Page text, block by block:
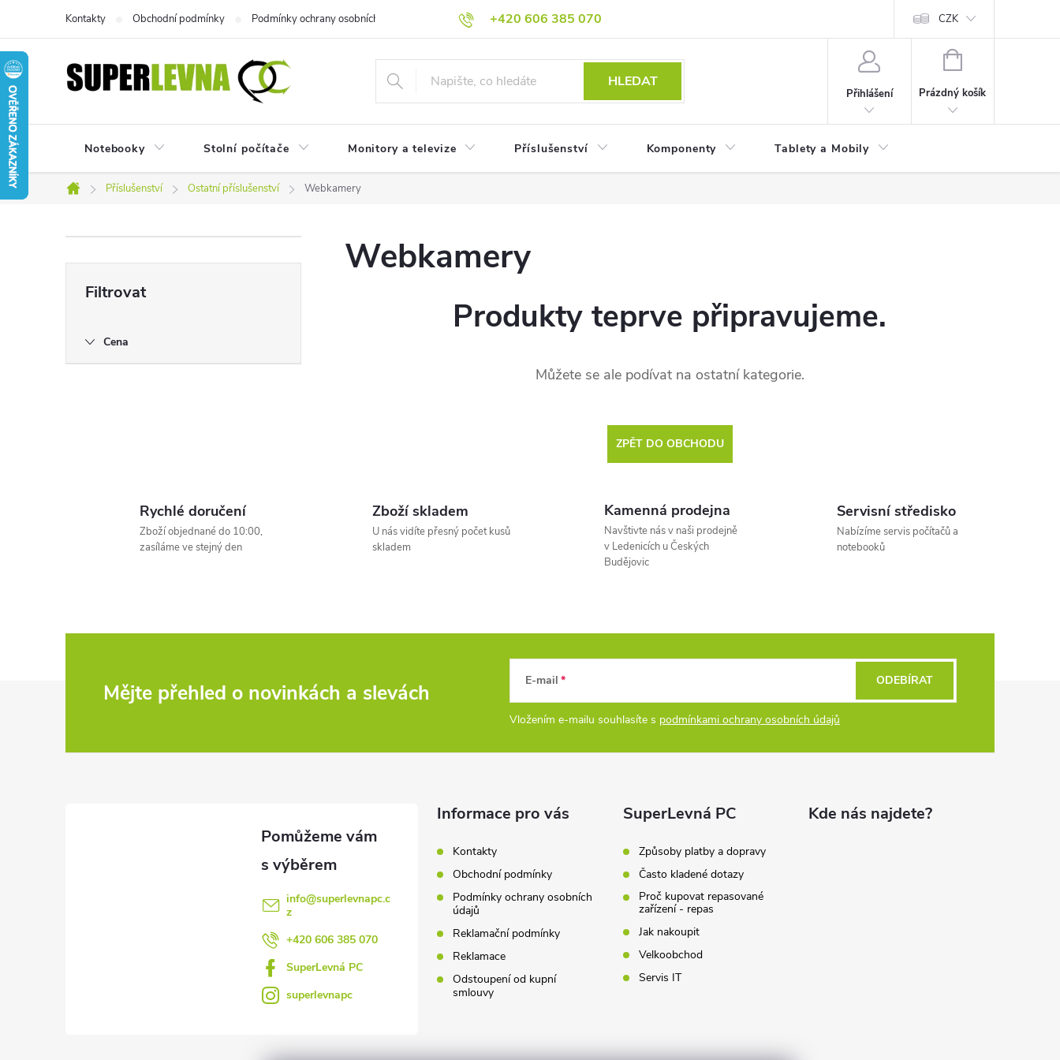
obsah
+420 606 385 070
Kontakty Obchodní podmínky Podmínky ochrany osobních údajů Reklamační podmínky Reklamace CZK
HLEDAT
Přihlášení
NÁKUPNÍ
Prázdný košík
Notebooky Stolní počítače Monitory a televize Příslušenství Komponenty Tablety a Mobily
Domů
Příslušenství Ostatní příslušenství Webkamery
P
t
l
Cena
Webkamery
Produkty teprve připravujeme.
Můžete se ale podívat na ostatní kategorie.
ZPĚT DO OBCHODU
Rychlé doručení
Zboží objednané do 10:00,
zasíláme ve stejný den
Zboží skladem
U nás vidíte přesný počet kusů
skladem
Kamenná prodejna
Navštivte nás v naši prodejně
v Ledenicích u Českých
Budějovic
Servisní středisko
Nabízíme servis počítačů a
notebooků
Mějte přehled o novinkách a slevách E-mail
Vložením e-mailu souhlasíte s podmínkami ochrany osobních údajů
ODEBÍRAT
info@superlevnapc.c
z
+420 606 385 070
SuperLevná PC
superlevnapc
Informace pro vás
Kontakty
Obchodní podmínky
Podmínky ochrany osobních
údajů
Reklamační podmínky
Reklamace
Odstoupení od kupní
smlouvy
SuperLevná PC
Způsoby platby a dopravy
Často kladené dotazy
Proč kupovat repasované
zařízení - repas
Jak nakoupit
Velkoobchod
Servis IT
Kde nás najdete?